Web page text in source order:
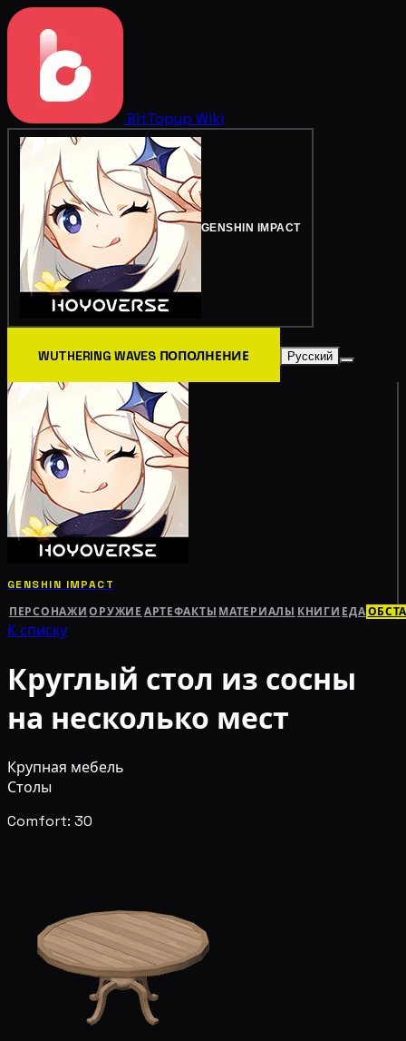
BitTopup Wiki
GENSHIN IMPACT
WUTHERING WAVES ПОПОЛНЕНИЕ Русский
GENSHIN IMPACT
ПЕРСОНАЖИ ОРУЖИЕ АРТЕФАКТЫ МАТЕРИАЛЫ КНИГИ ЕДА
К списку
Круглый стол из сосны
на несколько мест
Крупная мебель
Столы
Comfort: 30